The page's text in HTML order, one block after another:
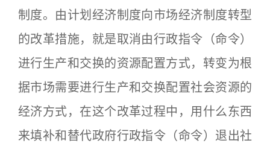
制度。由计划经济制度向市场经济制度转型
的改革措施，就是取消由行政指令（命令）
进行生产和交换的资源配置方式，转变为根
据市场需要进行生产和交换配置社会资源的
经济方式，在这个改革过程中，用什么东西
来填补和替代政府行政指令（命令）退出社